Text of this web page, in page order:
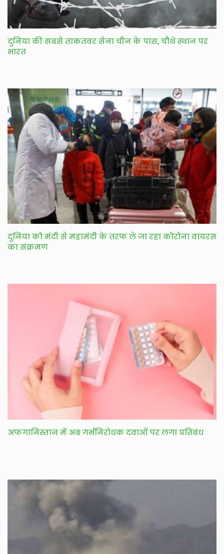
दुनिया की सबसे ताकतवर सेना चीन के पास, चौथे स्थान पर
भारत
दुनिया को मंदी से महामंदी के तरफ ले जा रहा कोरोना वायरस
का संक्रमण
अफगानिस्तान में अब गर्भनिरोधक दवाओं पर लगा प्रतिबंध